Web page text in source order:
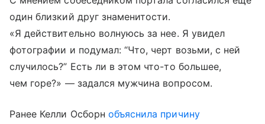
один близкий друг знаменитости.
«Я действительно волнуюсь за нее. Я увидел
фотографии и подумал: “Что, черт возьми, с ней
случилось?” Есть ли в этом что-то большее,
чем горе?» — задался мужчина вопросом.
Ранее Келли Осборн объяснила причину